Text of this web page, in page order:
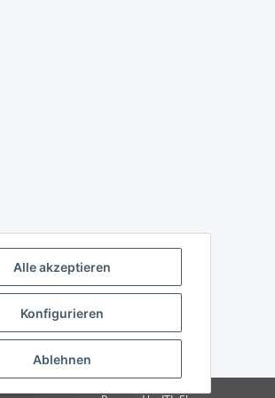
Alle akzeptieren
Konfigurieren
Ablehnen